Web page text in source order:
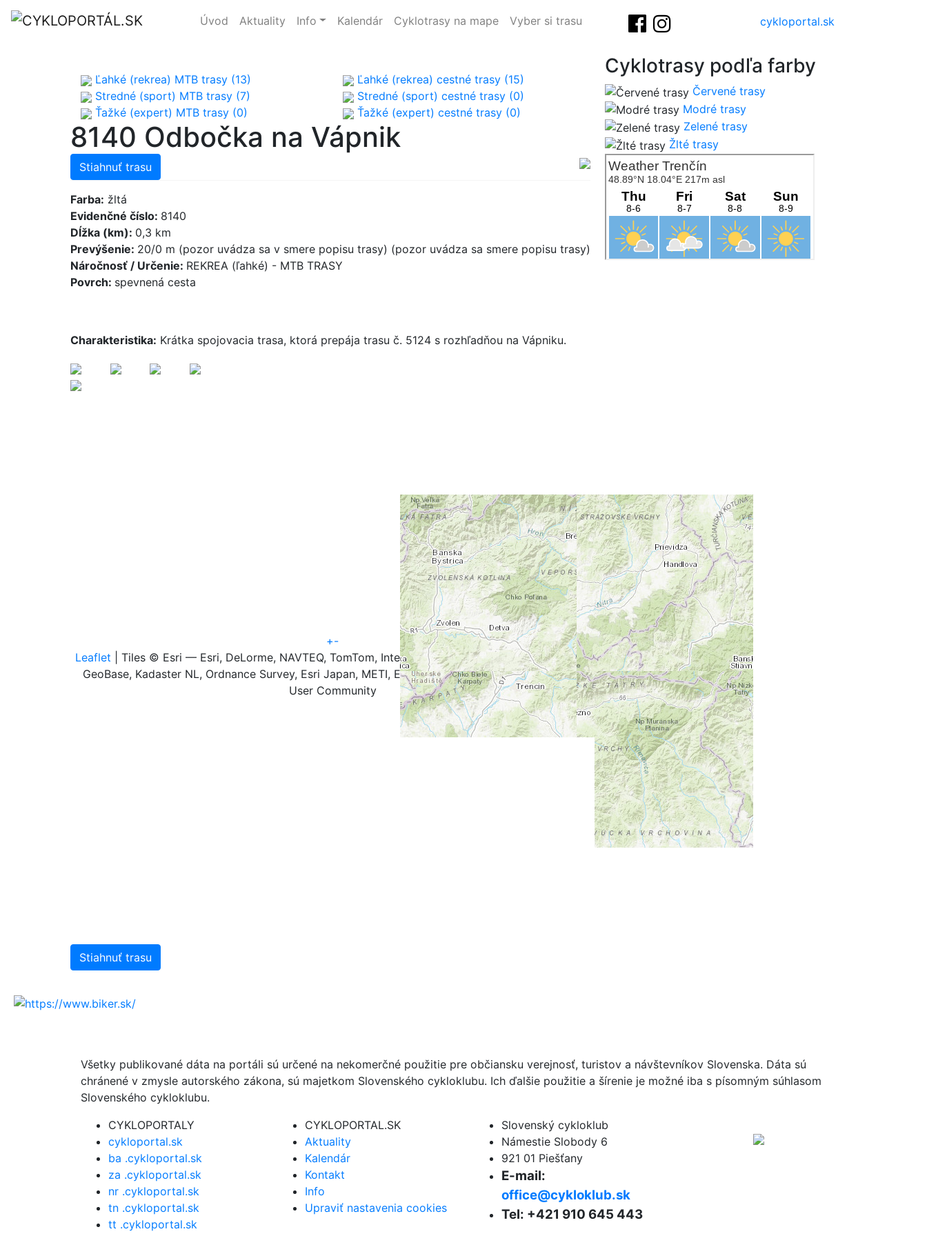
Úvod Aktuality Info Kalendár Cyklotrasy na mape Vyber si trasu cykloportal.sk
Ľahké (rekrea) MTB trasy (13)
Stredné (sport) MTB trasy (7)
Ťažké (expert) MTB trasy (0)
Ľahké (rekrea) cestné trasy (15)
Stredné (sport) cestné trasy (0)
Ťažké (expert) cestné trasy (0)
8140 Odbočka na Vápnik
Stiahnuť trasu
Farba: žltá
Evidenčné číslo: 8140
Dĺžka (km): 0,3 km
Prevýšenie: 20/0 m (pozor uvádza sa v smere popisu trasy) (pozor uvádza sa smere popisu trasy)
Náročnosť / Určenie: REKREA (ľahké) - MTB TRASY
Povrch: spevnená cesta
Charakteristika: Krátka spojovacia trasa, ktorá prepája trasu č. 5124 s rozhľadňou na Vápniku.
+-
Leaflet | Tiles © Esri — Esri, DeLorme, NAVTEQ, TomTom, Intermap, iPC, USGS, FAO, NPS, NRCAN,
GeoBase, Kadaster NL, Ordnance Survey, Esri Japan, METI, Esri China (Hong Kong), and the GIS
User Community
Stiahnuť trasu
Cyklotrasy podľa farby
Červené trasy
Modré trasy
Zelené trasy
Žlté trasy
Všetky publikované dáta na portáli sú určené na nekomerčné použitie pre občiansku verejnosť, turistov a návštevníkov Slovenska. Dáta sú
chránené v zmysle autorského zákona, sú majetkom Slovenského cykloklubu. Ich ďalšie použitie a šírenie je možné iba s písomným súhlasom
Slovenského cykloklubu.
CYKLOPORTALY
cykloportal.sk
ba .cykloportal.sk
za .cykloportal.sk
nr .cykloportal.sk
tn .cykloportal.sk
tt .cykloportal.sk
CYKLOPORTAL.SK
Aktuality
Kalendár
Kontakt
Info
Upraviť nastavenia cookies
Slovenský cykloklub
Námestie Slobody 6
921 01 Piešťany
E-mail:
office@cykloklub.sk
Tel: +421 910 645 443